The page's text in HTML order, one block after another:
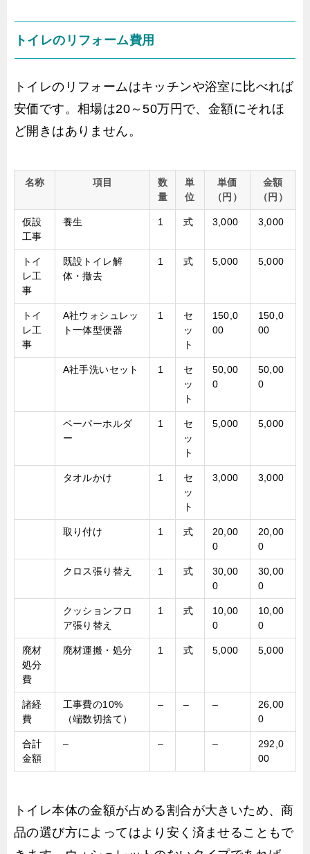
トイレのリフォーム費用
トイレのリフォームはキッチンや浴室に比べれば
安価です。相場は20～50万円で、金額にそれほ
ど開きはありません。
名称 項目
数
量
単
位
単価
（円）
金額
（円）
仮設
工事
養生 1 式 3,000 3,000
トイ
レ工
事
既設トイレ解
体・撤去
1 式 5,000 5,000
トイ
レ工
事
A社ウォシュレッ
ト一体型便器
1
セ
ッ
ト
150,0
00
150,0
00
A社手洗いセット 1
セ
ッ
ト
50,00
0
50,00
0
ペーパーホルダ
ー
1
セ
ッ
ト
5,000 5,000
タオルかけ 1
セ
ッ
ト
3,000 3,000
取り付け 1 式
20,00
0
20,00
0
クロス張り替え 1 式
30,00
0
30,00
0
クッションフロ
ア張り替え
1 式
10,00
0
10,00
0
廃材
処分
費
廃材運搬・処分 1 式 5,000 5,000
諸経
費
工事費の10%
（端数切捨て）
– – –
26,00
0
合計
金額
– – –
292,0
00
トイレ本体の金額が占める割合が大きいため、商
品の選び方によってはより安く済ませることもで